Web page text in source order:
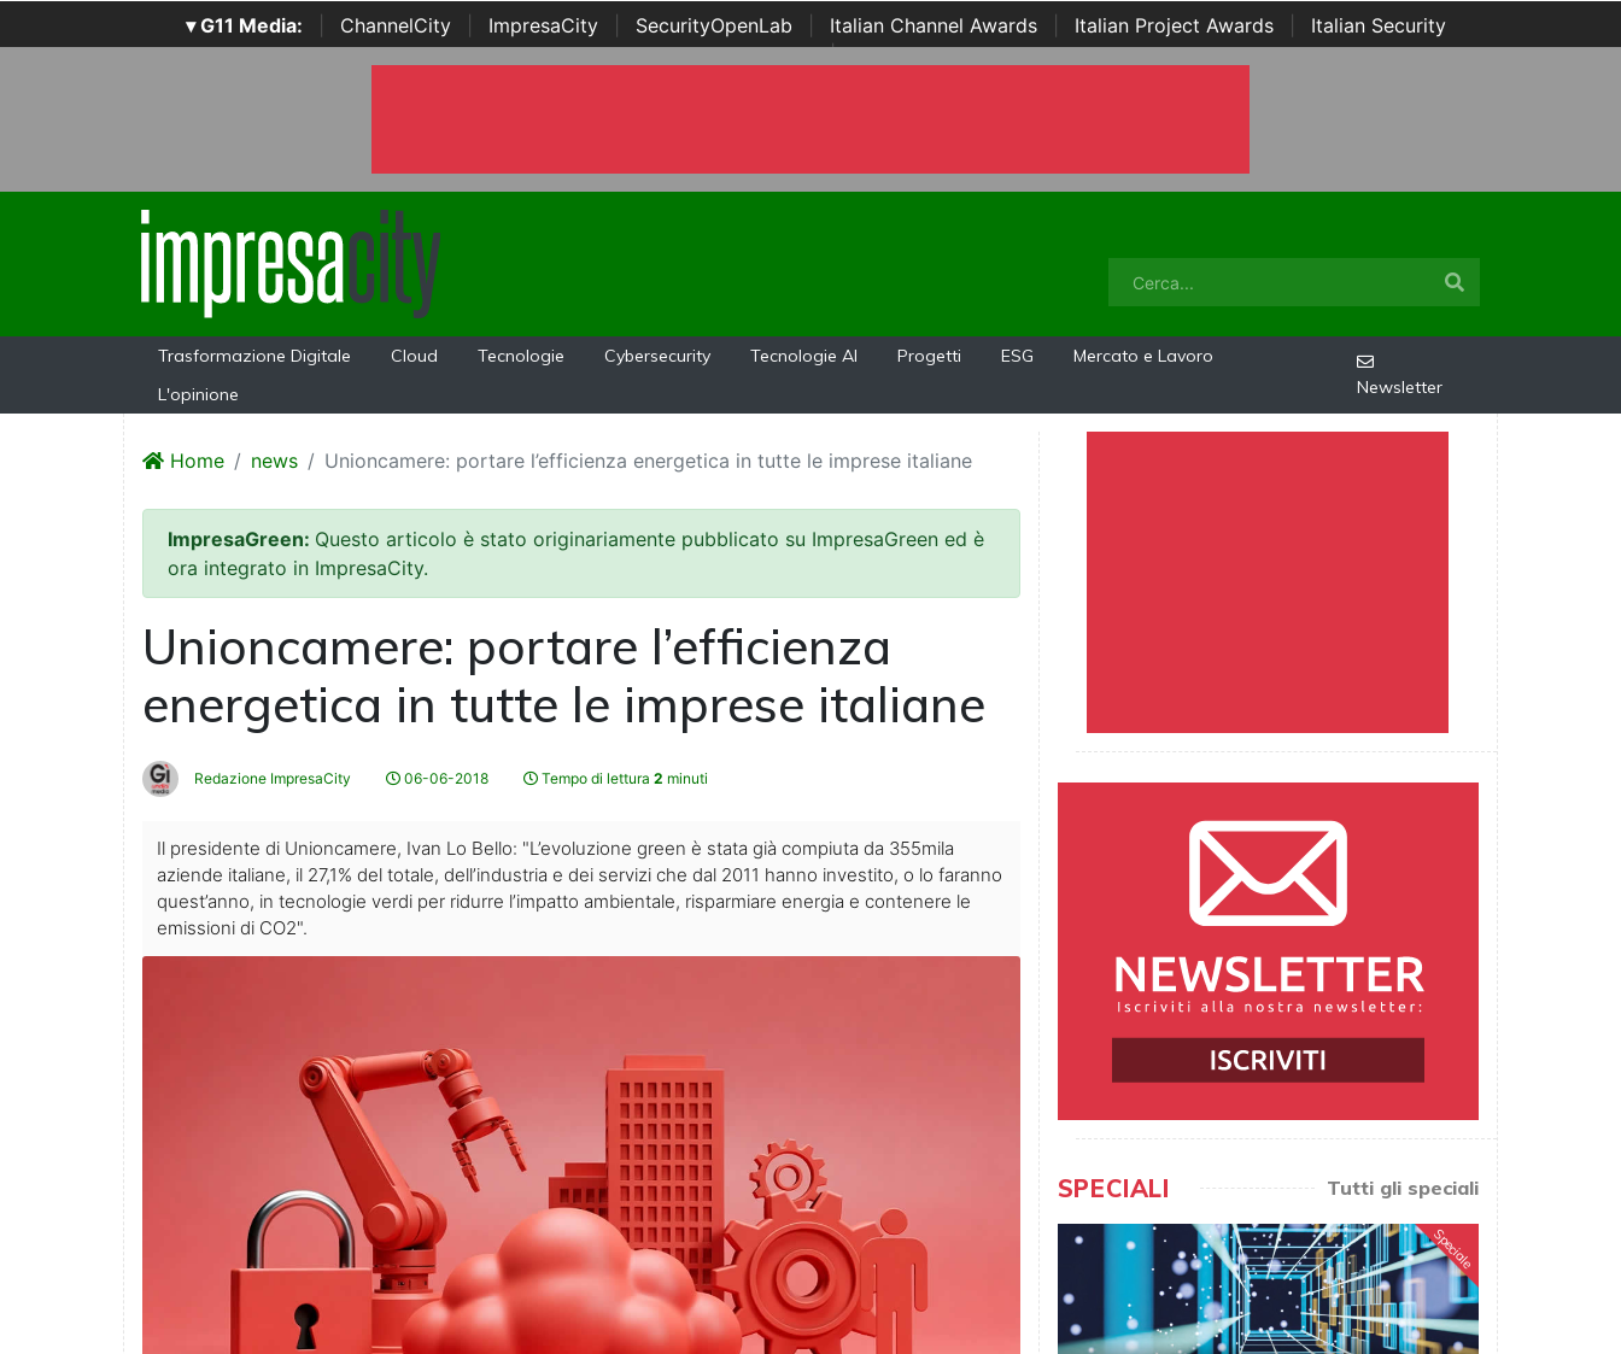
▾ G11 Media: ChannelCity ImpresaCity SecurityOpenLab Italian Channel Awards Italian Project Awards
Italian Security
Awards | ...
Trasformazione Digitale Cloud Tecnologie Cybersecurity Tecnologie AI Progetti ESG
Mercato e Lavoro
L'opinione
Newsletter
Home news Unioncamere: portare l’efficienza energetica in tutte le imprese italiane
ImpresaGreen: Questo articolo è stato originariamente pubblicato su ImpresaGreen ed è
ora integrato in ImpresaCity.
Unioncamere: portare l’efficienza
energetica in tutte le imprese italiane
Redazione ImpresaCity 06-06-2018 Tempo di lettura 2 minuti
Il presidente di Unioncamere, Ivan Lo Bello: "L’evoluzione green è stata già compiuta da 355mila
aziende italiane, il 27,1% del totale, dell’industria e dei servizi che dal 2011 hanno investito, o lo faranno
quest’anno, in tecnologie verdi per ridurre l’impatto ambientale, risparmiare energia e contenere le
emissioni di CO2".
SPECIALI Tutti gli speciali
Speciale